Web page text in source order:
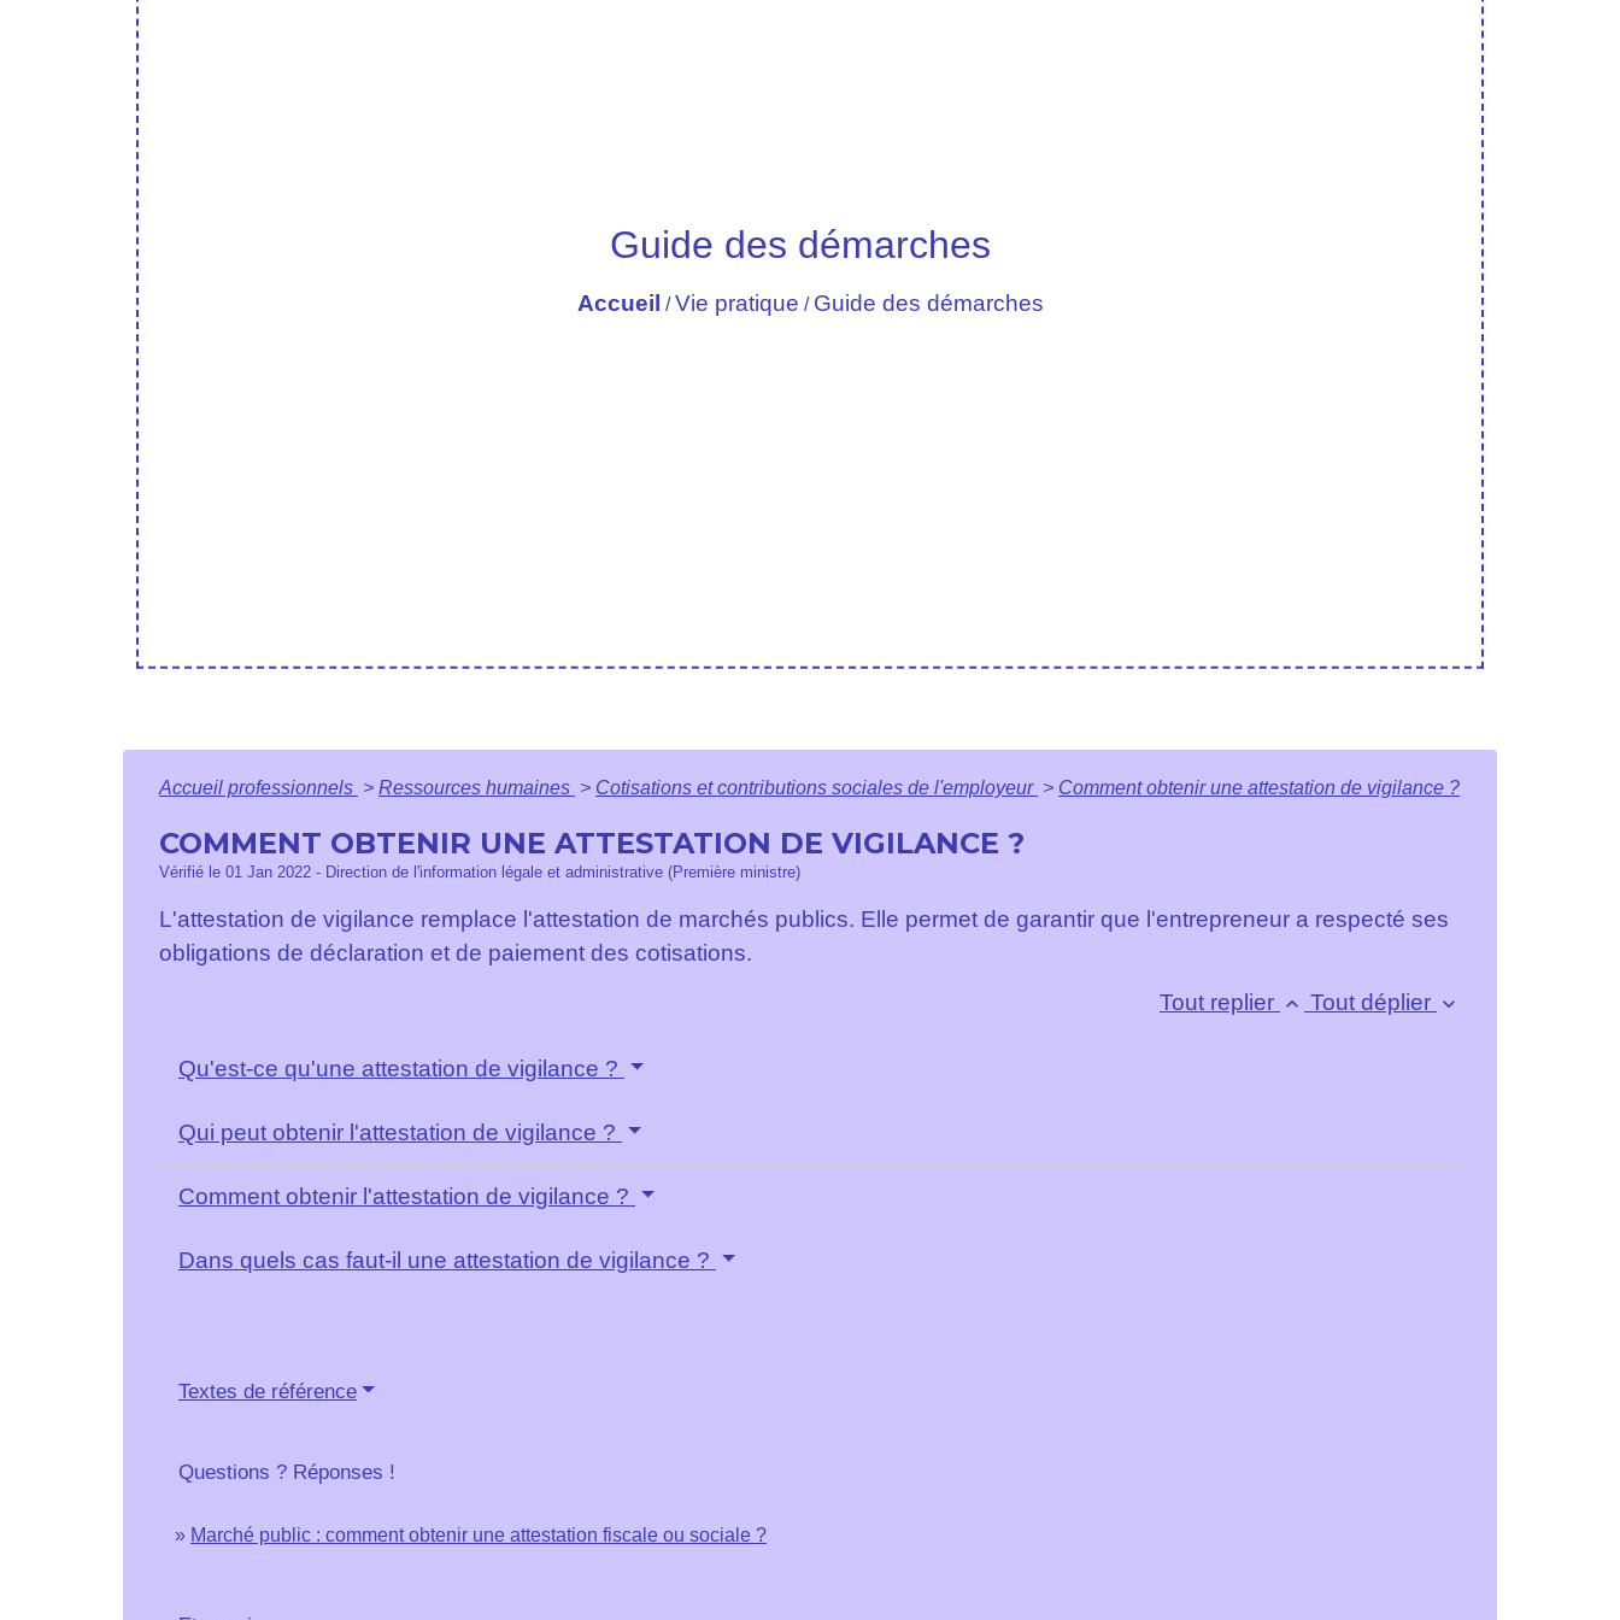
Guide des démarches
Accueil /Vie pratique / Guide des démarches
Accueil professionnels > Ressources humaines > Cotisations et contributions sociales de l'employeur > Comment obtenir une attestation de vigilance ?
COMMENT OBTENIR UNE ATTESTATION DE VIGILANCE ?
Vérifié le 01 Jan 2022 - Direction de l'information légale et administrative (Première ministre)
L'attestation de vigilance remplace l'attestation de marchés publics. Elle permet de garantir que l'entrepreneur a respecté ses
obligations de déclaration et de paiement des cotisations.
Tout replier keyboard_arrow_up Tout déplier keyboard_arrow_down
Qu'est-ce qu'une attestation de vigilance ?
Qui peut obtenir l'attestation de vigilance ?
Comment obtenir l'attestation de vigilance ?
Dans quels cas faut-il une attestation de vigilance ?
Textes de référence
Questions ? Réponses !
Marché public : comment obtenir une attestation fiscale ou sociale ?